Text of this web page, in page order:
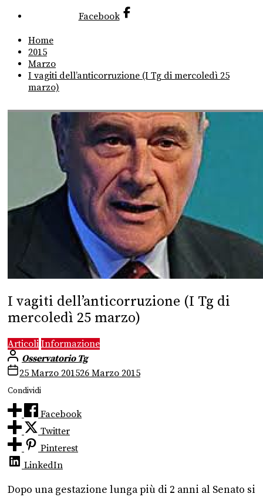
Facebook
Home
2015
Marzo
I vagiti dell’anticorruzione (I Tg di mercoledì 25
marzo)
I vagiti dell’anticorruzione (I Tg di
mercoledì 25 marzo)
Articoli Informazione
Osservatorio Tg
25 Marzo 201526 Marzo 2015
Condividi
Facebook
Twitter
Pinterest
LinkedIn
Dopo una gestazione lunga più di 2 anni al Senato si